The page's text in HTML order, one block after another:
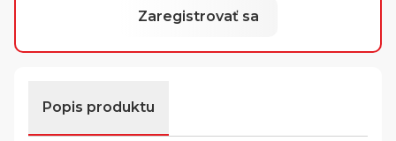
Zaregistrovať sa
Popis produktu